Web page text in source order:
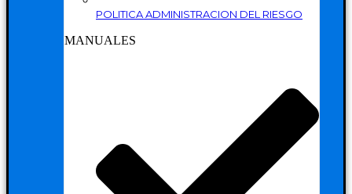
POLITICA ADMINISTRACION DEL RIESGO
MANUALES